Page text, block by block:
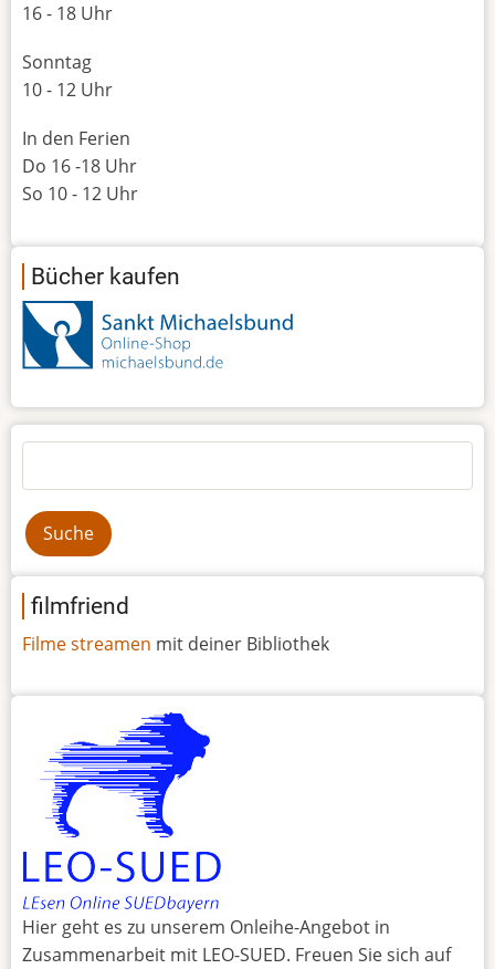
16 - 18 Uhr
Sonntag
10 - 12 Uhr
In den Ferien
Do 16 -18 Uhr
So 10 - 12 Uhr
Bücher kaufen
filmfriend
Filme streamen mit deiner Bibliothek
Hier geht es zu unserem Onleihe-Angebot in
Zusammenarbeit mit LEO-SUED. Freuen Sie sich auf